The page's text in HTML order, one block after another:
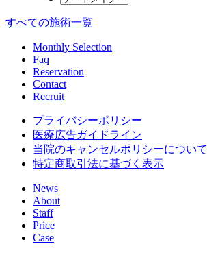
すべての施術一覧
Monthly Selection
Faq
Reservation
Contact
Recruit
プライバシーポリシー
医療広告ガイドライン
当院のキャンセルポリシーについて
特定商取引法に基づく表示
News
About
Staff
Price
Case